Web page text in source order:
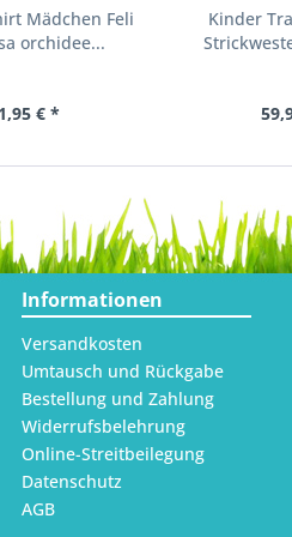
Mädchen Feli
orchidee...
€ *
Kinder
Informationen
Versandkosten
Umtausch und Rückgabe
Bestellung und Zahlung
Widerrufsbelehrung
Online-Streitbeilegung
Datenschutz
AGB